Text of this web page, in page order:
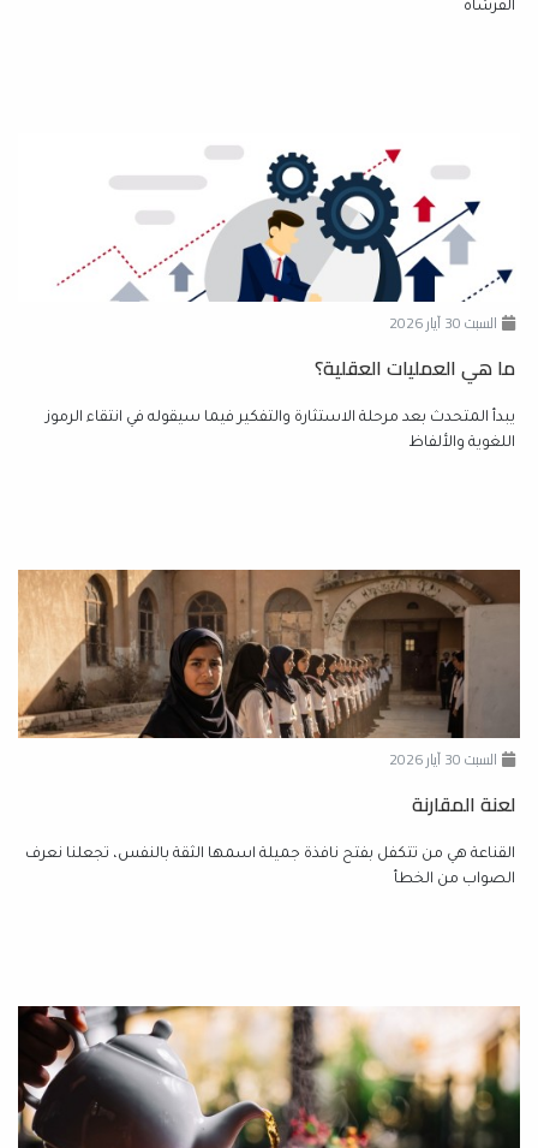
الفرشاة
السبت 30 آيار 2026
ما هي العمليات العقلية؟
يبدأ المتحدث بعد مرحلة الاستثارة والتفكير فيما سيقوله في انتقاء الرموز
اللغوية والألفاظ
السبت 30 آيار 2026
لعنة المقارنة
القناعة هي من تتكفل بفتح نافذة جميلة اسمها الثقة بالنفس، تجعلنا نعرف
الصواب من الخطأ